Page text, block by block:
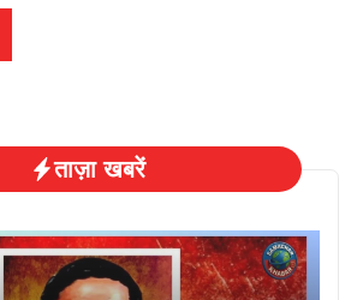
ताज़ा खबरें